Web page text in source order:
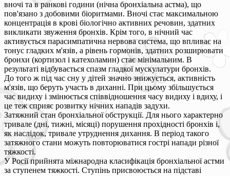
вночі та в ранкові години (нічна бронхіальна астма), що
пов'язано з добовими біоритмами. Вночі стає максимальною
концентрація в крові біологічно активних речовин, здатних
викликати звуження бронхів. Крім того, в нічний час
активується парасимпатична нервова система, що впливає на
тонус гладких м'язів, а рівень гормонів, здатних розширювати
бронхи (кортизол і катехоламин) стає мінімальним. В
результаті відбувається спазм гладкої мускулатури бронхів.
До того ж під час сну у дітей значно знижується, активність
м'язів, що беруть участь в диханні. При цьому збільшується
час видиху і змінюється співвідношення часу видиху і вдиху, і
це теж сприяє розвитку нічних нападів задухи.
Затяжний стан бронхіальної обструкції. Для нього характерно
тривале (дні, тижні, місяці) порушення прохідності бронхів і,
як наслідок, тривале утруднення дихання. В період такого
затяжного стани можуть повторюватися гострі напади різної
тяжкості.
У Росії прийнята міжнародна класифікація бронхіальної астми
за ступенем тяжкості. Ступінь присвоюється на підставі